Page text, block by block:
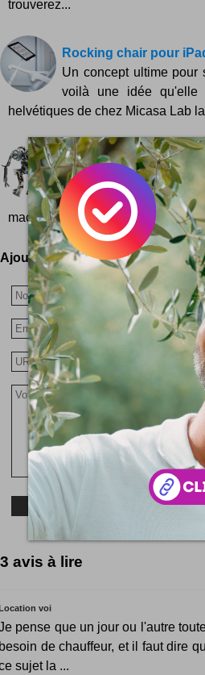
trouverez...
Rocking chair pour
Un concept ultime
voilà une idée qu'elle
helvétiques de chez Micasa Lab
High-tech + recyclage =
Des robots bricolés
travail de Andrea
machines high-tech, des outils...
Ajoutez votre avis !
3 avis à lire
voi
pense que un jour ou l'autre
de chauffeur, et il faut dire
sujet la ...